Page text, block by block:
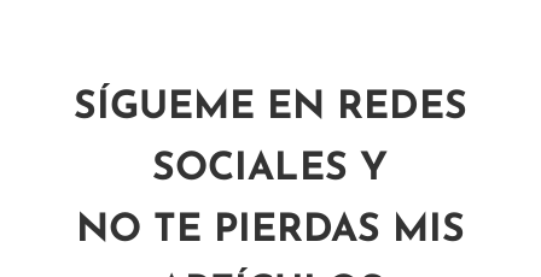
SÍGUEME EN REDES
SOCIALES Y
NO TE PIERDAS MIS